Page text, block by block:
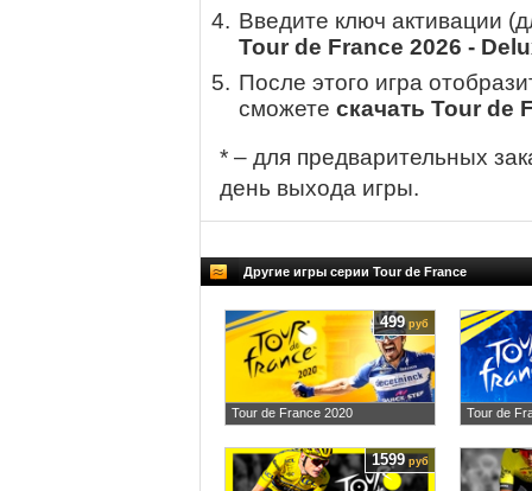
Введите ключ активации
Tour de France 2026 -
После этого игра
сможете скачать Tour de
* – для предварительных
день выхода игры.
Другие игры серии Tour de France
Tour de France 2020
499руб
Tour de
1599 руб